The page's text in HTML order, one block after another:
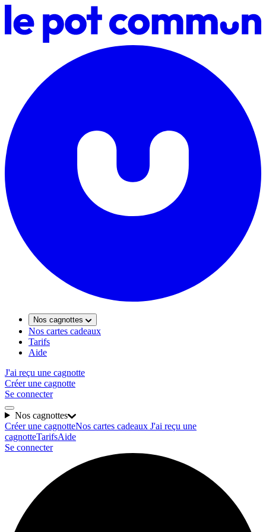
Nos cagnottes
Nos cartes cadeaux
Tarifs
Aide
J'ai reçu une cagnotte
Créer une cagnotte
Se connecter
Nos cagnottes
Créer une cagnotteNos cartes cadeaux J'ai reçu une
cagnotteTarifsAide
Se connecter